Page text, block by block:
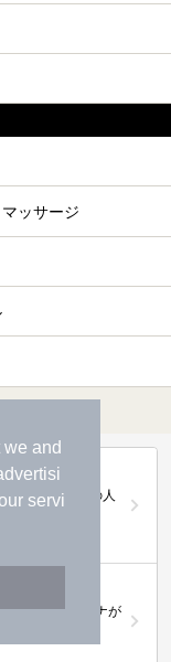
and
servi
ッサージ
ング2025
た、2025年の人
2026
全国No.1サウナが